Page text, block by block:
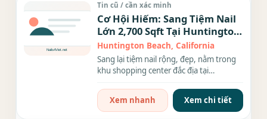
Tin cũ / cần xác minh
Cơ Hội Hiếm: Sang Tiệm Nail
Lớn 2,700 Sqft Tại Huntington
Beach – Vị Trí Vàng, Khách
Đông Sẵn
Huntington Beach, California
Sang lại tiệm nail rộng, đẹp, nằm trong
khu shopping center đắc địa tại
Xem nhanh
Xem chi tiết